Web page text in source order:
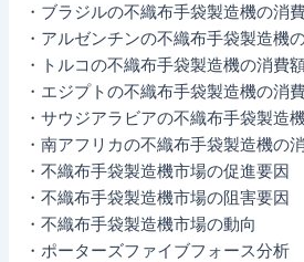
・ブラジルの不織布手袋製造機の消
・アルゼンチンの不織布手袋製造機
・トルコの不織布手袋製造機の消費
・エジプトの不織布手袋製造機の消
・サウジアラビアの不織布手袋製造
・南アフリカの不織布手袋製造機の
・不織布手袋製造機市場の促進要因
・不織布手袋製造機市場の阻害要因
・不織布手袋製造機市場の動向
・ポーターズファイブフォース分析